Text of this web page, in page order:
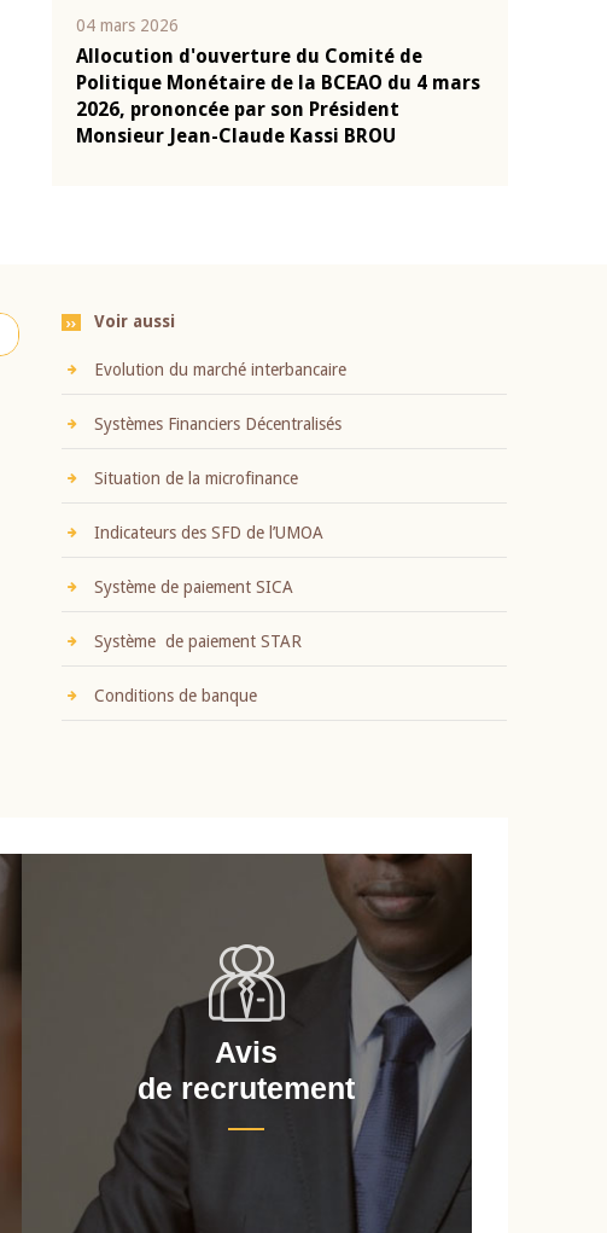
04 mars 2026
Allocution d'ouverture du Comité de
Politique Monétaire de la BCEAO du 4 mars
2026, prononcée par son Président
Monsieur Jean-Claude Kassi BROU
Voir aussi
Evolution du marché interbancaire
Systèmes Financiers Décentralisés
Situation de la microfinance
Indicateurs des SFD de l’UMOA
Système de paiement SICA
Système de paiement STAR
Conditions de banque
Avis
de recrutement